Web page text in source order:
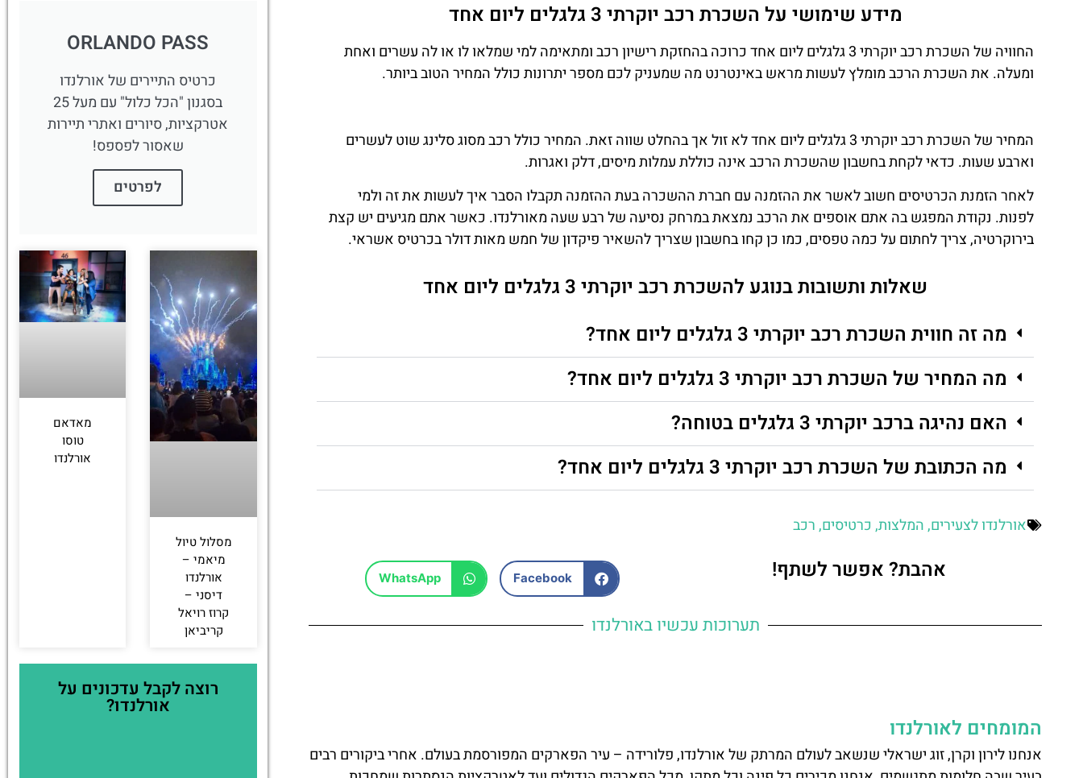
מידע שימושי על השכרת רכב יוקרתי 3 גלגלים ליום אחד
החוויה של השכרת רכב יוקרתי 3 גלגלים ליום אחד כרוכה בהחזקת רישיון רכב ומתאימה למי שמלאו לו או לה עשרים ואחת
ומעלה. את השכרת הרכב מומלץ לעשות מראש באינטרנט מה שמעניק לכם מספר יתרונות כולל המחיר הטוב ביותר.
המחיר של השכרת רכב יוקרתי 3 גלגלים ליום אחד לא זול אך בהחלט שווה זאת. המחיר כולל רכב מסוג סלינג שוט לעשרים
וארבע שעות. כדאי לקחת בחשבון שהשכרת הרכב אינה כוללת עמלות מיסים, דלק ואגרות.
לאחר הזמנת הכרטיסים חשוב לאשר את ההזמנה עם חברת ההשכרה בעת ההזמנה תקבלו הסבר איך לעשות את זה ולמי
לפנות. נקודת המפגש בה אתם אוספים את הרכב נמצאת במרחק נסיעה של רבע שעה מאורלנדו. כאשר אתם מגיעים יש קצת
בירוקרטיה, צריך לחתום על כמה טפסים, כמו כן קחו בחשבון שצריך להשאיר פיקדון של חמש מאות דולר בכרטיס אשראי.
שאלות ותשובות בנוגע להשכרת רכב יוקרתי 3 גלגלים ליום אחד
מה זה חווית השכרת רכב יוקרתי 3 גלגלים ליום אחד?
מה המחיר של השכרת רכב יוקרתי 3 גלגלים ליום אחד?
האם נהיגה ברכב יוקרתי 3 גלגלים בטוחה?
מה הכתובת של השכרת רכב יוקרתי 3 גלגלים ליום אחד?
אורלנדו לצעירים,המלצות, כרטיסים,רכב
אהבת? אפשר לשתף! Facebook
WhatsApp
תערוכות עכשיו באורלנדו
המומחים לאורלנדו
אנחנו לירון וקרן, זוג ישראלי שנשאב לעולם המרתק של אורלנדו, פלורידה – עיר הפארקים המפורסמת בעולם. אחרי ביקורים רבים
ORLANDO PASS
כרטיס התיירים של אורלנדו
בסגנון "הכל כלול" עם מעל 25
אטרקציות, סיורים ואתרי תיירות
שאסור לפספס!
לפרטים
מסלול טיול
מיאמי –
אורלנדו
דיסני –
קרוז רויאל
קריביאן
מאדאם
טוסו
אורלנדו
רוצה לקבל עדכונים על
אורלנדו?